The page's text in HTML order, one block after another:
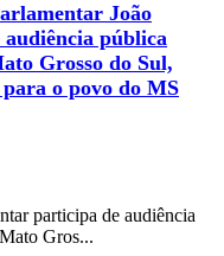
João
pública
Grosso do Sul,
o povo do MS
participa de audiência
Gros...